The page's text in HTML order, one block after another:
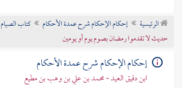
تراجم الأعلام
الرئيسية إحكام الإحكام شرح عمدة الأحكام
كتاب الصيام
حديث لا تقدموا رمضان بصوم يوم أو يومين
إحكام الإحكام شرح عمدة الأحكام
ابن دقيق العيد - محمد بن علي بن وهب بن مطيع